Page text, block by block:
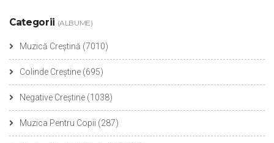
Categorii (ALBUME)
Muzică Creștină (7010)
Colinde Creștine (695)
Negative Creștine (1038)
Muzica Pentru Copii (287)